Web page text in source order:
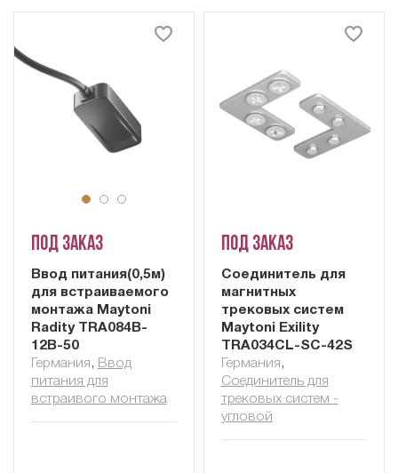
Под заказ
Ввод питания(0,5м)
для встраиваемого
монтажа Maytoni
Radity TRA084B-
12B-50
Германия , Ввод
питания для
встраивого монтажа
Под заказ
Соединитель для
магнитных
трековых систем
Maytoni Exility
TRA034CL-SC-42S
Германия ,
Соединитель для
трековых систем -
угловой